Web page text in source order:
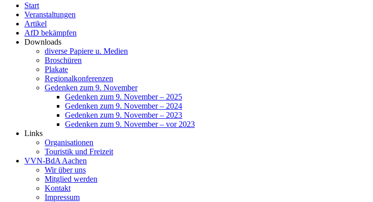
Start
Veranstaltungen
Artikel
AfD bekämpfen
Downloads
diverse Papiere u. Medien
Broschüren
Plakate
Regionalkonferenzen
Gedenken zum 9. November
Gedenken zum 9. November – 2025
Gedenken zum 9. November – 2024
Gedenken zum 9. November – 2023
Gedenken zum 9. November – vor 2023
Links
Organisationen
Touristik und Freizeit
VVN-BdA Aachen
Wir über uns
Mitglied werden
Kontakt
Impressum